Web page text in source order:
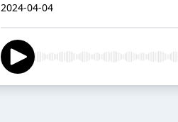
2024-04-04